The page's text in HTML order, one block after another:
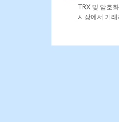
TRX 및 암호
시장에서 거래